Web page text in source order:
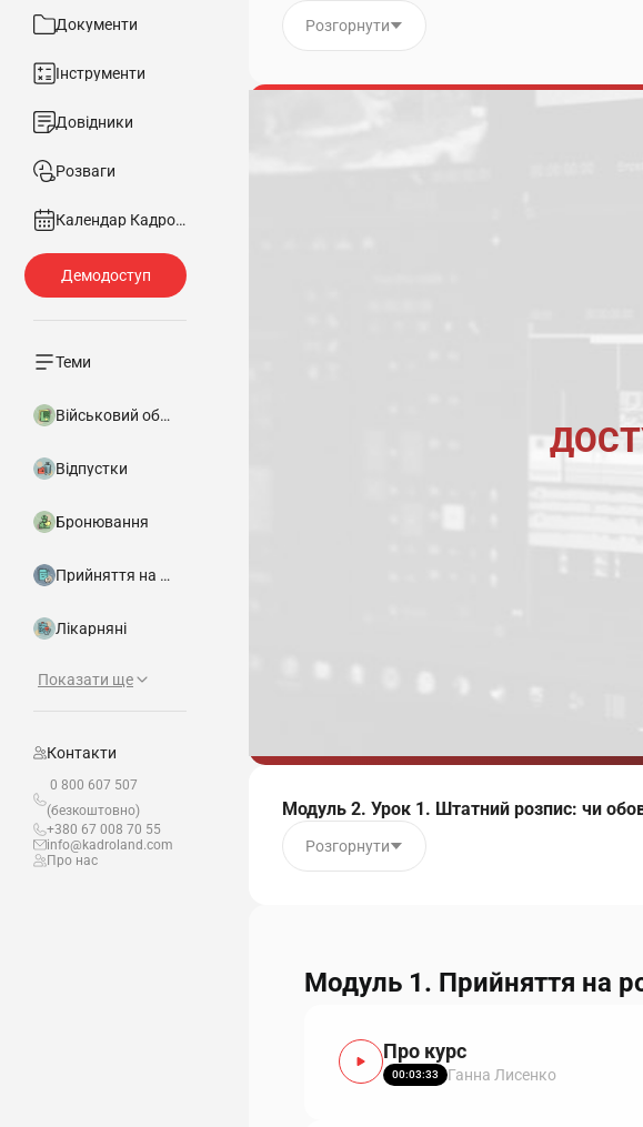
Документи
Інструменти
Довідники
Розваги
Календар Кадровика
Теми
Військовий облік
Відпустки
Бронювання
Прийняття на роботу
Лікарняні
Показати ще
Контакти
0 800 607 507
(безкоштовно)
+380 67 008 70 55
info@kadroland.com
Про нас
Розгорнути
Модуль 2. Урок 1. Штатний розпис: чи
Розгорнути
Модуль 1. Прийняття на
Про курс
00:03:33 Ганна Лисенко